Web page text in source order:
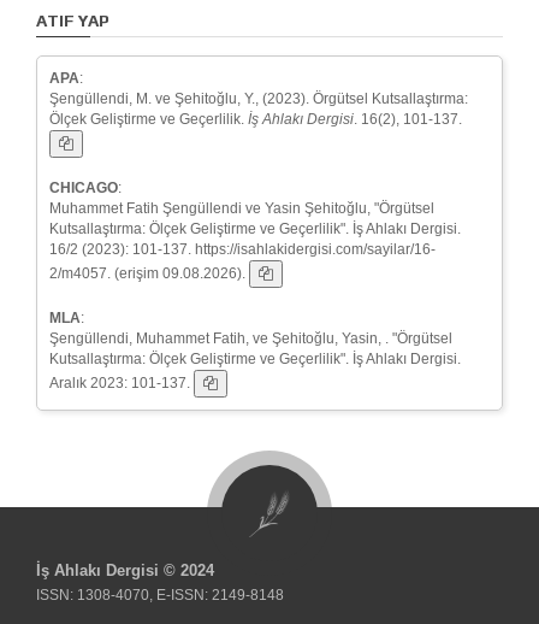
ATIF YAP
APA:
Şengüllendi, M. ve Şehitoğlu, Y., (2023). Örgütsel Kutsallaştırma:
Ölçek Geliştirme ve Geçerlilik. İş Ahlakı Dergisi . 16(2), 101-137.
CHICAGO:
Muhammet Fatih Şengüllendi ve Yasin Şehitoğlu, "Örgütsel
Kutsallaştırma: Ölçek Geliştirme ve Geçerlilik". İş Ahlakı Dergisi.
16/2 (2023): 101-137. https://isahlakidergisi.com/sayilar/16-
2/m4057. (erişim 09.08.2026).
MLA:
Şengüllendi, Muhammet Fatih, ve Şehitoğlu, Yasin, . "Örgütsel
Kutsallaştırma: Ölçek Geliştirme ve Geçerlilik". İş Ahlakı Dergisi.
Aralık 2023: 101-137.
İş Ahlakı Dergisi © 2024
ISSN: 1308-4070, E-ISSN: 2149-8148